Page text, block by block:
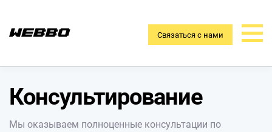
Связаться с нами
Консультирование
Мы оказываем полноценные консультации по